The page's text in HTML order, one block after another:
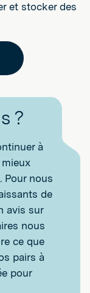
et stocker des
?
à
Pour nous
de
avis sur
nous
ce que
pairs à
pour